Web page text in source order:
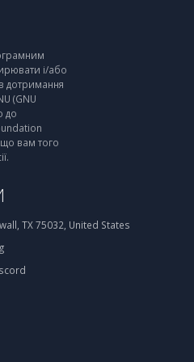
і/або
дотримання
(GNU
до
вам того
TX 75032, United States